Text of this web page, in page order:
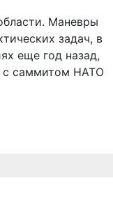
Маневры
задач, в
еще год назад,
с саммитом НАТО